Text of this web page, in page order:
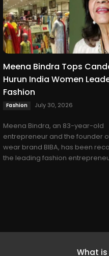
Meena Bindra Tops
Hurun India Women
Fashion
Fashion July 30, 2026
Meena Bindra, an 83-year-old
entrepreneur and the founder
wear brand BIBA, has been
the leading fashion
What is